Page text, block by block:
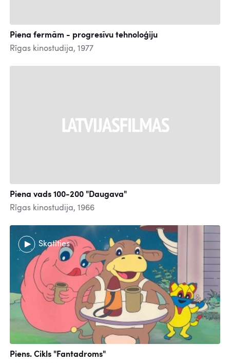
Piena fermām - progresīvu tehnoloģiju
Rīgas kinostudija, 1977
Piena vads 100-200 "Daugava"
Rīgas kinostudija, 1966
Skatīties
Piens. Cikls "Fantadroms"